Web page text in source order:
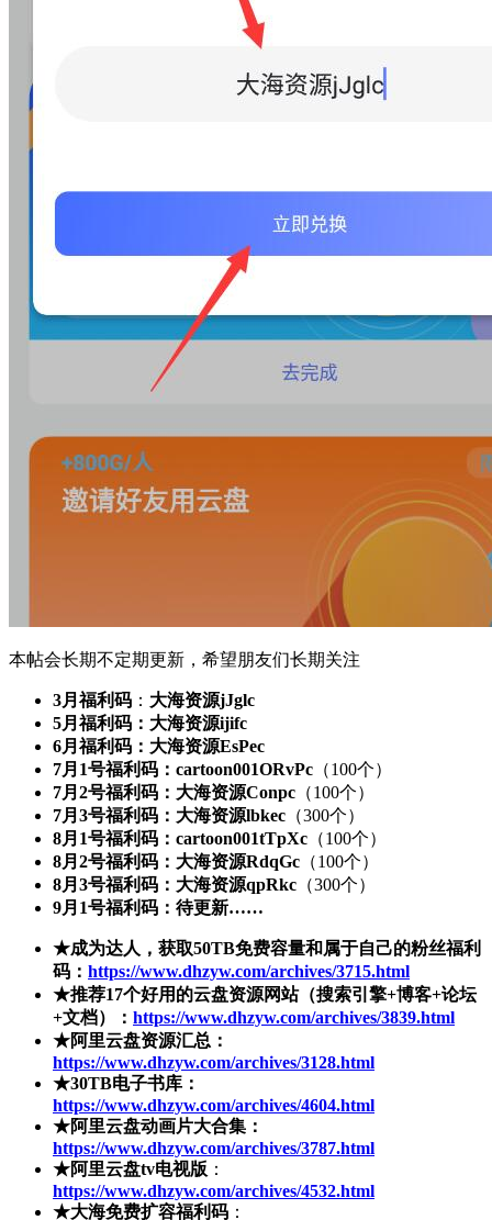
本帖会长期不定期更新，希望朋友们长期关注
3月福利码 ： 大海资源jJglc
5月福利码：大海资源ijifc
6月福利码：大海资源EsPec
7月1号福利码：cartoon001ORvPc （100个）
7月2号福利码：大海资源Conpc （100个）
7月3号福利码：大海资源lbkec （300个）
8月1号福利码：cartoon001tTpXc （100个）
8月2号福利码：大海资源RdqGc （100个）
8月3号福利码：大海资源qpRkc （300个）
9月1号福利码：待更新……
★成为达人，获取50TB免费容量和属于自己的粉丝福利
码： https://www.dhzyw.com/archives/3715.html
★推荐17个好用的云盘资源网站（搜索引擎+博客+论坛
+文档）： https://www.dhzyw.com/archives/3839.html
★阿里云盘资源汇总：
https://www.dhzyw.com/archives/3128.html
★30TB电子书库：
https://www.dhzyw.com/archives/4604.html
★阿里云盘动画片大合集：
https://www.dhzyw.com/archives/3787.html
★阿里云盘tv电视版 ：
https://www.dhzyw.com/archives/4532.html
★大海免费扩容福利码 ：